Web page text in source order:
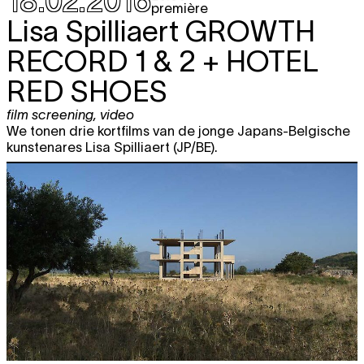
22:30
wo
15.06
Todd PhilipsHATED: GG ALLIN AND
THE MURDER JUNKIES
22:30
film screening
free
do
16.06
Sini Anderson
22:30
film screening
do
23.06
Iara LeeMODULATIONS: CINEMA
FOR THE EAR
22:30
film screening
free
première
Lisa Spilliaert GROWTH
RECORD 1 & 2 + HOTEL
RED SHOES
film screening, video
We tonen drie kortfilms van de jonge Japans-Belgische
kunstenares Lisa Spilliaert (JP/BE).